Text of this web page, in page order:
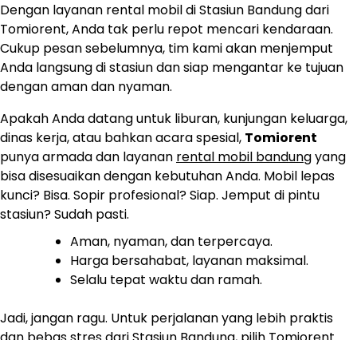
Dengan layanan rental mobil di Stasiun Bandung dari
Tomiorent, Anda tak perlu repot mencari kendaraan.
Cukup pesan sebelumnya, tim kami akan menjemput
Anda langsung di stasiun dan siap mengantar ke tujuan
dengan aman dan nyaman.
Apakah Anda datang untuk liburan, kunjungan keluarga,
dinas kerja, atau bahkan acara spesial, Tomiorent
punya armada dan layanan rental mobil bandungyang
bisa disesuaikan dengan kebutuhan Anda. Mobil lepas
kunci? Bisa. Sopir profesional? Siap. Jemput di pintu
stasiun? Sudah pasti.
Aman, nyaman, dan terpercaya.
Harga bersahabat, layanan maksimal.
Selalu tepat waktu dan ramah.
Jadi, jangan ragu. Untuk perjalanan yang lebih praktis